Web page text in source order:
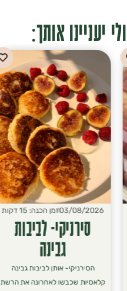
יעניינו אותך:
03/08/2026זמן הכנה: 15 דקות
סירניקי- לביבות
גבינה
הסירניקי- אותן לביבות גבינה
קלאסיות שכבשו לאחרונה את הרשת